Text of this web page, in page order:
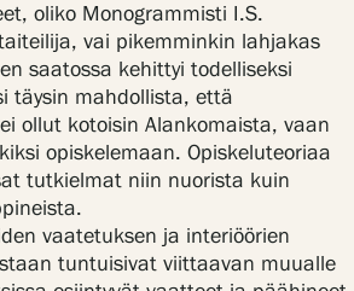
oliko Monogrammisti I.S.
vai pikemminkin lahjakas
saatossa kehittyi todelliseksi
täysin mahdollista, että
ollut kotoisin Alankomaista, vaan
opiskelemaan. Opiskeluteoriaa
tutkielmat niin nuorista kuin
vaatetuksen ja interiöörien
tuntuisivat viittaavan muualle